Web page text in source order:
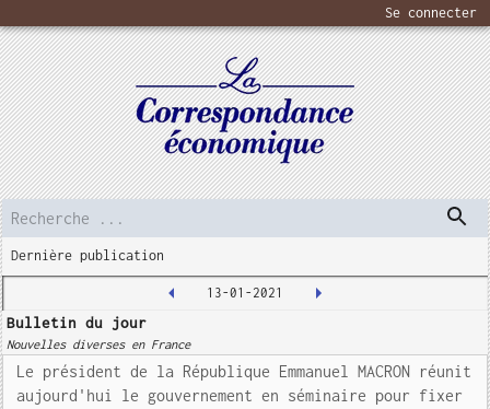
Se connecter
Dernière publication
13-01-2021
Bulletin du jour
Nouvelles diverses en France
Le président de la République Emmanuel MACRON réunit
aujourd'hui le gouvernement en séminaire pour fixer